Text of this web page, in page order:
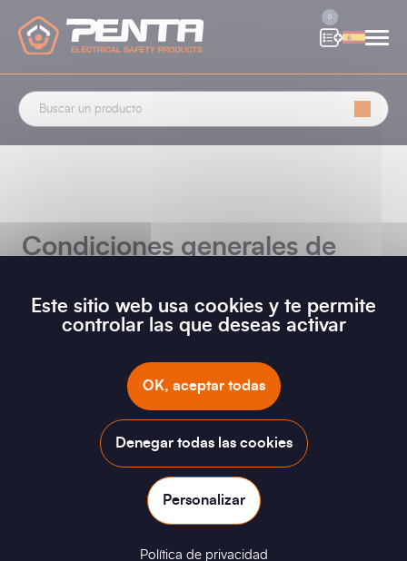
0
Condiciones generales de
GENERAL CONDITIONS OF USE - ALL LANGUAGES
Este sitio web usa cookies y te permite
controlar las que deseas activar
OK, aceptar todas
Denegar todas las cookies
Personalizar
Política de privacidad